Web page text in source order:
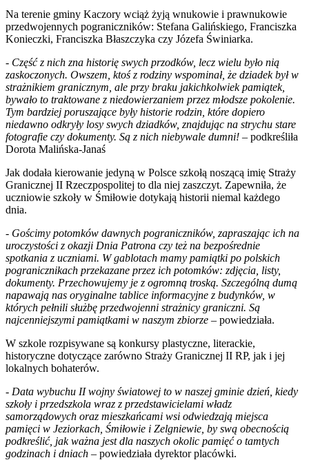
Na terenie gminy Kaczory wciąż żyją wnukowie i prawnukowie
przedwojennych pograniczników: Stefana Galińskiego, Franciszka
Konieczki, Franciszka Błaszczyka czy Józefa Świniarka.
- Część z nich zna historię swych przodków, lecz wielu było nią
zaskoczonych. Owszem, ktoś z rodziny wspominał, że dziadek był w
strażnikiem granicznym, ale przy braku jakichkolwiek pamiątek,
bywało to traktowane z niedowierzaniem przez młodsze pokolenie.
Tym bardziej poruszające były historie rodzin, które dopiero
niedawno odkryły losy swych dziadków, znajdując na strychu stare
fotografie czy dokumenty. Są z nich niebywale dumni! – podkreśliła
Dorota Malińska-Janaś
Jak dodała kierowanie jedyną w Polsce szkołą noszącą imię Straży
Granicznej II Rzeczpospolitej to dla niej zaszczyt. Zapewniła, że
uczniowie szkoły w Śmiłowie dotykają historii niemal każdego
dnia.
- Gościmy potomków dawnych pograniczników, zapraszając ich na
uroczystości z okazji Dnia Patrona czy też na bezpośrednie
spotkania z uczniami. W gablotach mamy pamiątki po polskich
pogranicznikach przekazane przez ich potomków: zdjęcia, listy,
dokumenty. Przechowujemy je z ogromną troską. Szczególną dumą
napawają nas oryginalne tablice informacyjne z budynków, w
których pełnili służbę przedwojenni strażnicy graniczni. Są
najcenniejszymi pamiątkami w naszym zbiorze – powiedziała.
W szkole rozpisywane są konkursy plastyczne, literackie,
historyczne dotyczące zarówno Straży Granicznej II RP, jak i jej
lokalnych bohaterów.
- Data wybuchu II wojny światowej to w naszej gminie dzień, kiedy
szkoły i przedszkola wraz z przedstawicielami władz
samorządowych oraz mieszkańcami wsi odwiedzają miejsca
pamięci w Jeziorkach, Śmiłowie i Zelgniewie, by swą obecnością
podkreślić, jak ważna jest dla naszych okolic pamięć o tamtych
godzinach i dniach – powiedziała dyrektor placówki.